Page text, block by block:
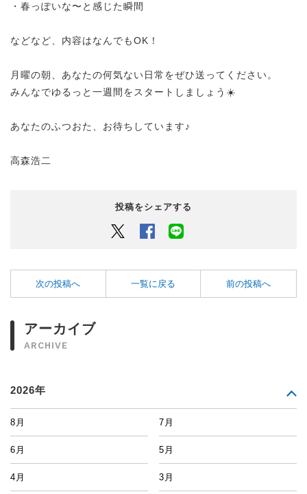
・春っぽいな〜と感じた瞬間
などなど、内容はなんでもOK！
月曜の朝、あなたの何気ない日常をぜひ送ってください。
みんなでゆるっと一週間をスタートしましょう☀️
あなたのふつおた、お待ちしています♪
高森浩二
投稿をシェアする
Twitter Facebook
次の投稿へ 一覧に戻る 前の投稿へ
アーカイブ
ARCHIVE
2026年
8月 7月
6月 5月
4月 3月